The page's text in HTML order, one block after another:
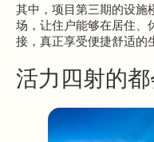
其中，项目第三期的设施
场，让住户能够在居住、
接，真正享受便捷舒适的
活力四射的